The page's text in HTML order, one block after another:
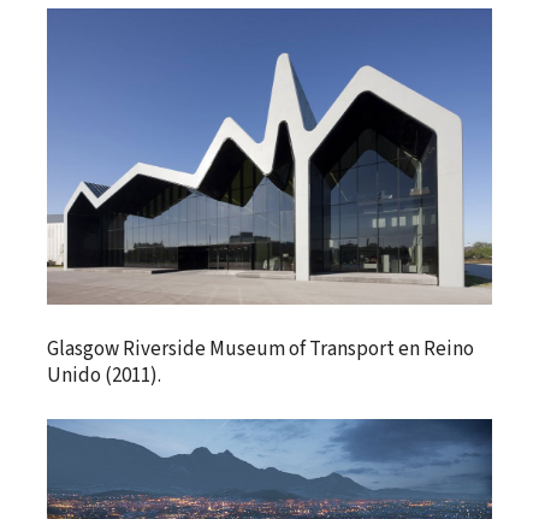
Glasgow Riverside Museum of Transport en Reino
Unido (2011).